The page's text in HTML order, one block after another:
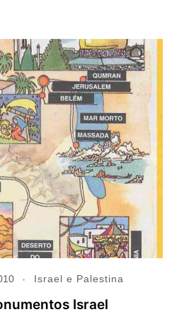
Israel e Palestina
Israel